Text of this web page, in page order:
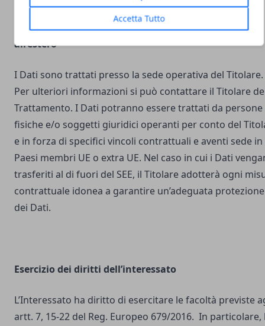
Accetta Tutto
Luogo del Trattamento e trasferimento dei Dati
all’estero
I Dati sono trattati presso la sede operativa del Titolare.
Per ulteriori informazioni si può contattare il Titolare
Trattamento. I Dati potranno essere trattati da persone
fisiche e/o soggetti giuridici operanti per conto del
e in forza di specifici vincoli contrattuali e aventi sede in
Paesi membri UE o extra UE. Nel caso in cui i Dati
trasferiti al di fuori del SEE, il Titolare adotterà ogni
contrattuale idonea a garantire un’adeguata protezione
dei Dati.
Esercizio dei diritti dell’interessato
L’Interessato ha diritto di esercitare le facoltà previste
artt. 7, 15-22 del Reg. Europeo 679/2016. In particolare,